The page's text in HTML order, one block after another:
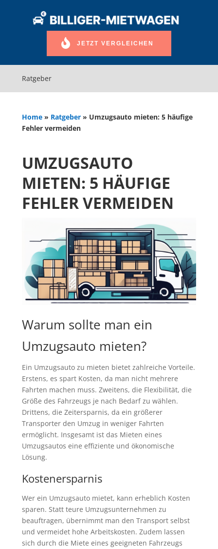
JETZT VERGLEICHEN
Ratgeber
Home» Ratgeber» Umzugsauto mieten: 5 häufige
Fehler vermeiden
UMZUGSAUTO
MIETEN: 5 HÄUFIGE
FEHLER VERMEIDEN
Warum sollte man ein
Umzugsauto mieten?
Ein Umzugsauto zu mieten bietet zahlreiche Vorteile.
Erstens, es spart Kosten, da man nicht mehrere
Fahrten machen muss. Zweitens, die Flexibilität, die
Größe des Fahrzeugs je nach Bedarf zu wählen.
Drittens, die Zeitersparnis, da ein größerer
Transporter den Umzug in weniger Fahrten
ermöglicht. Insgesamt ist das Mieten eines
Umzugsautos eine effiziente und ökonomische
Lösung.
Kostenersparnis
Wer ein Umzugsauto mietet, kann erheblich Kosten
sparen. Statt teure Umzugsunternehmen zu
beauftragen, übernimmt man den Transport selbst
und vermeidet hohe Arbeitskosten. Zudem lassen
sich durch die Miete eines geeigneten Fahrzeugs